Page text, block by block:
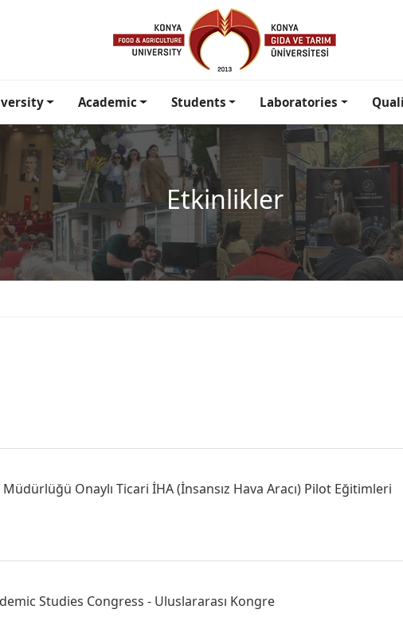
Academic Students Laboratories
Etkinlikler
Müdürlüğü Onaylı Ticari İHA (İnsansız Hava Aracı) Pilot Eğitimleri
Studies Congress - Uluslararası Kongre